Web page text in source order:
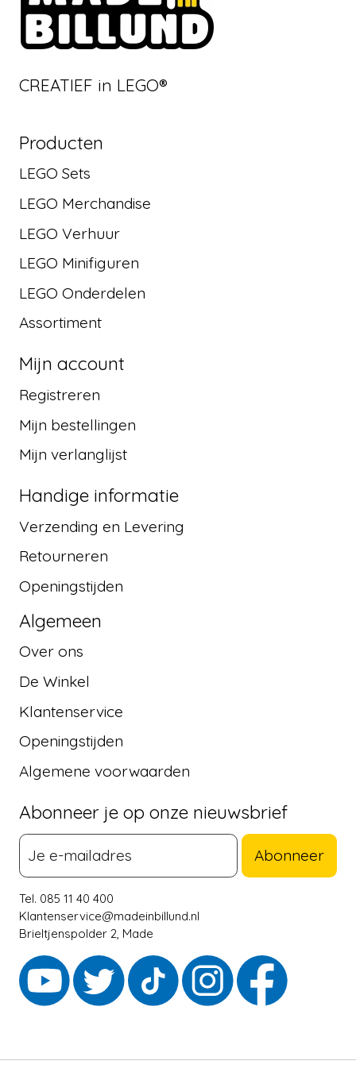
CREATIEF in LEGO®
Producten
LEGO Sets
LEGO Merchandise
LEGO Verhuur
LEGO Minifiguren
LEGO Onderdelen
Assortiment
Mijn account
Registreren
Mijn bestellingen
Mijn verlanglijst
Handige informatie
Verzending en Levering
Retourneren
Openingstijden
Algemeen
Over ons
De Winkel
Klantenservice
Openingstijden
Algemene voorwaarden
Abonneer je op onze nieuwsbrief
Abonneer
Tel. 085 11 40 400
Klantenservice@madeinbillund.nl
Brieltjenspolder 2, Made